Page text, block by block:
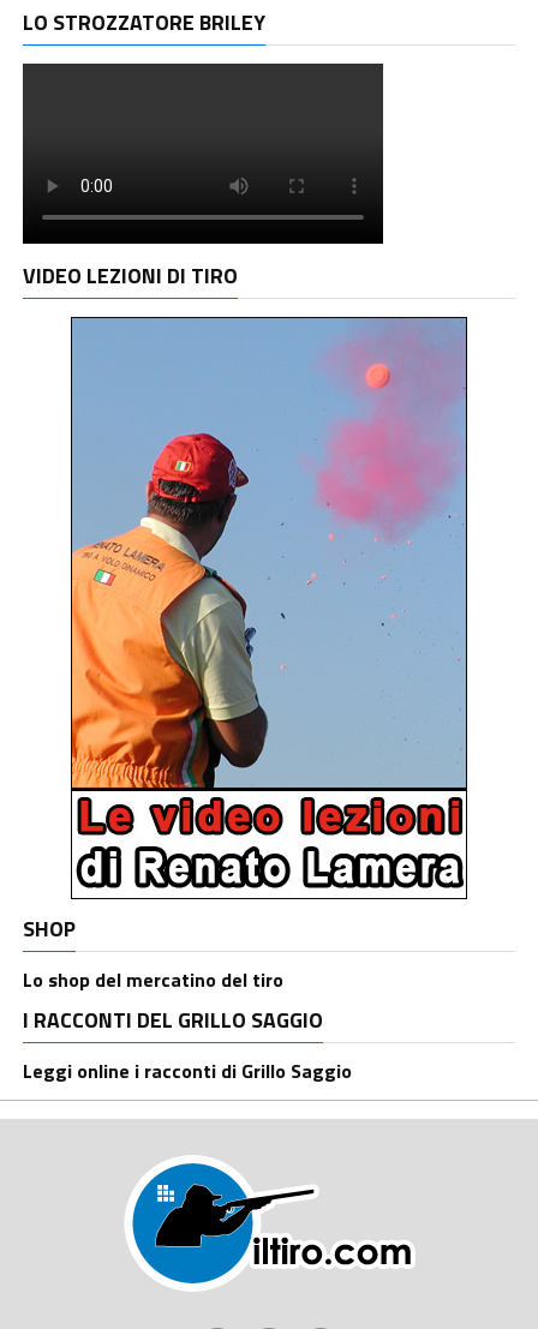
LO STROZZATORE BRILEY
VIDEO LEZIONI DI TIRO
SHOP
Lo shop del mercatino del tiro
I RACCONTI DEL GRILLO SAGGIO
Leggi online i racconti di Grillo Saggio